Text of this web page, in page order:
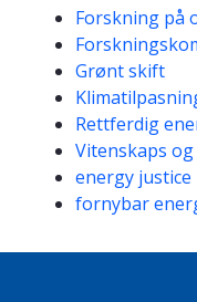
Kompetanseord
Forskning på
Grønt skift
Rettferdig
Vitenskaps
energy justice
fornybar